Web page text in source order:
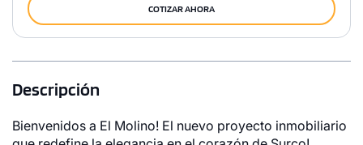
COTIZAR AHORA
Descripción
Bienvenidos a El Molino! El nuevo proyecto inmobiliario